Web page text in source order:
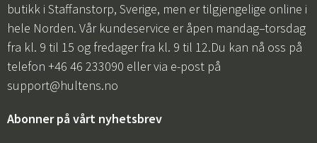
butikk i Staffanstorp, Sverige, men er tilgjengelige online i
hele Norden. Vår kundeservice er åpen mandag–torsdag
fra kl. 9 til 15 og fredager fra kl. 9 til 12.Du kan nå oss på
telefon +46 46 233090 eller via e-post på
support@hultens.no
Abonner på vårt nyhetsbrev